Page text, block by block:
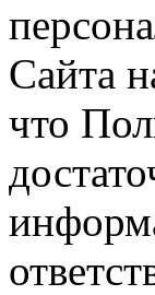
Сайта
что